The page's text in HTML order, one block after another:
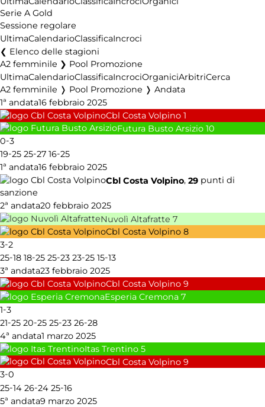
Serie A Gold
Sessione regolare
UltimaCalendarioClassificaIncroci
Elenco delle stagioni
A2 femminile ❯ Pool Promozione
UltimaCalendarioClassificaIncrociOrganiciArbitriCerca
A2 femminile ❭ Pool Promozione ❭ Andata
1ª andata16 febbraio 2025
Cbl Costa Volpino 1
Futura Busto Arsizio 10
0-3
19-25 25-27 16-25
1ª andata16 febbraio 2025
Cbl Costa Volpino, 29 punti di
sanzione
2ª andata20 febbraio 2025
Nuvolì Altafratte 7
Cbl Costa Volpino 8
3-2
25-18 18-25 25-23 23-25 15-13
3ª andata23 febbraio 2025
Cbl Costa Volpino 9
Esperia Cremona 7
1-3
21-25 20-25 25-23 26-28
4ª andata1 marzo 2025
Itas Trentino 5
Cbl Costa Volpino 9
3-0
25-14 26-24 25-16
5ª andata9 marzo 2025